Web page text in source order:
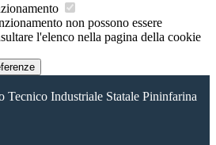
non possono essere
l'elenco nella pagina della cookie
Tecnico Industriale Statale Pininfarina